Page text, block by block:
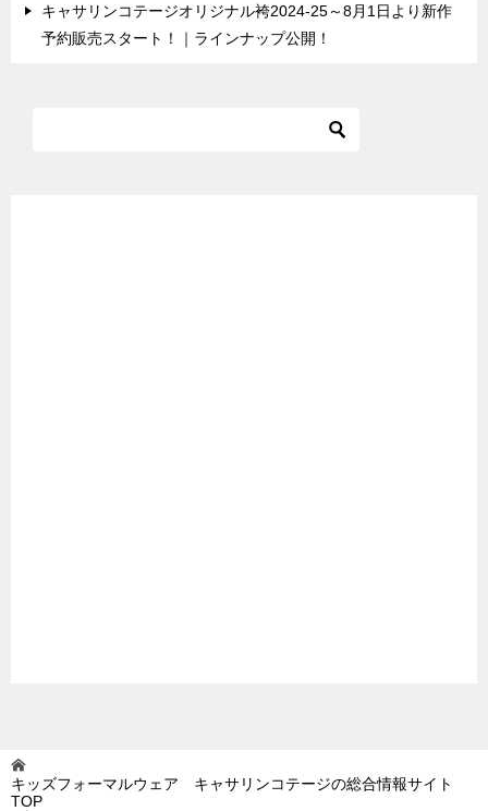
キャサリンコテージオリジナル袴2024-25～8月1日より新作
予約販売スタート！｜ラインナップ公開！
キッズフォーマルウェア キャサリンコテージの総合情報サイト
TOP